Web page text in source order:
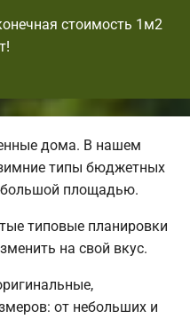
стоимость 1м2
дома. В нашем
типы бюджетных
площадью.
типовые планировки
на свой вкус.
от небольших и